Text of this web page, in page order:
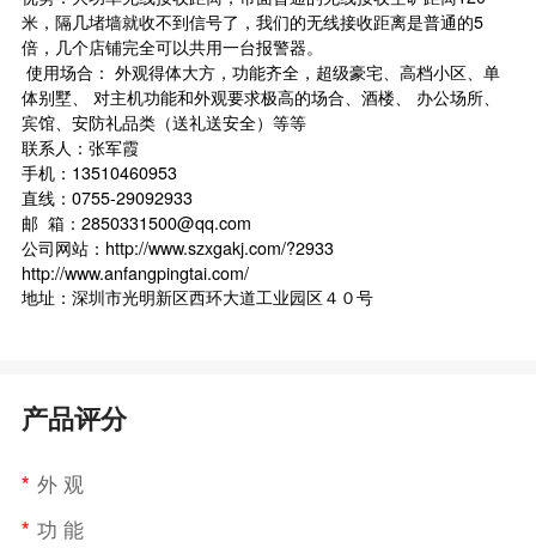
米，隔几堵墙就收不到信号了，我们的无线接收距离是普通的5
倍，几个店铺完全可以共用一台报警器。
使用场合： 外观得体大方，功能齐全，超级豪宅、高档小区、单
体别墅、 对主机功能和外观要求极高的场合、酒楼、 办公场所、
宾馆、安防礼品类（送礼送安全）等等
联系人：张军霞
手机：13510460953
直线：0755-29092933
邮 箱：2850331500@qq.com
公司网站：http://www.szxgakj.com/?2933
http://www.anfangpingtai.com/
地址：深圳市光明新区西环大道工业园区４０号
产品评分
* 外 观
* 功 能